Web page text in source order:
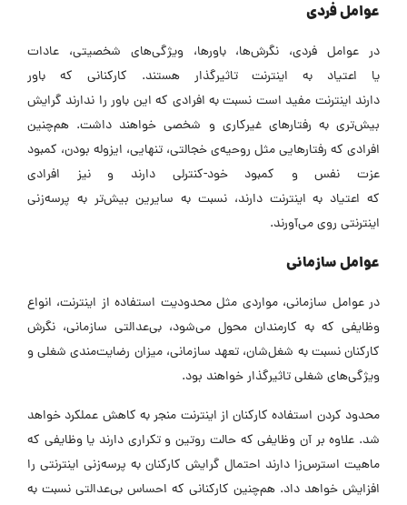
عوامل فردی
در عوامل فردی، نگرش‌ها، باورها، ویژگی‌های شخصیتی، عادات
یا اعتیاد به اینترنت تاثیرگذار هستند. کارکنانی که باور
دارند اینترنت مفید است نسبت به افرادی که این باور را ندارند گرایش
بیش‌تری به رفتارهای غیرکاری و شخصی خواهند داشت. هم‌چنین
افرادی که رفتارهایی مثل روحیه‌ی خجالتی، تنهایی، ایزوله بودن، کمبود
عزت نفس و کمبود خود-کنترلی دارند و نیز افرادی
که اعتیاد به اینترنت دارند، نسبت به سایرین بیش‌تر به پرسه‌زنی
اینترنتی روی می‌آورند.
عوامل سازمانی
در عوامل سازمانی، مواردی مثل محدودیت استفاده از اینترنت، انواع
وظایفی که به کارمندان محول می‌شود، بی‌عدالتی سازمانی، نگرش
کارکنان نسبت به شغل‌شان، تعهد سازمانی، میزان رضایت‌مندی شغلی و
ویژگی‌های شغلی تاثیرگذار خواهند بود.
محدود کردن استفاده کارکنان از اینترنت منجر به کاهش عملکرد خواهد
شد. علاوه بر آن وظایفی که حالت روتین و تکراری دارند یا وظایفی که
ماهیت استرس‌زا دارند احتمال گرایش کارکنان به پرسه‌زنی اینترنتی را
افزایش خواهد داد. هم‌چنین کارکنانی که احساس بی‌عدالتی نسبت به